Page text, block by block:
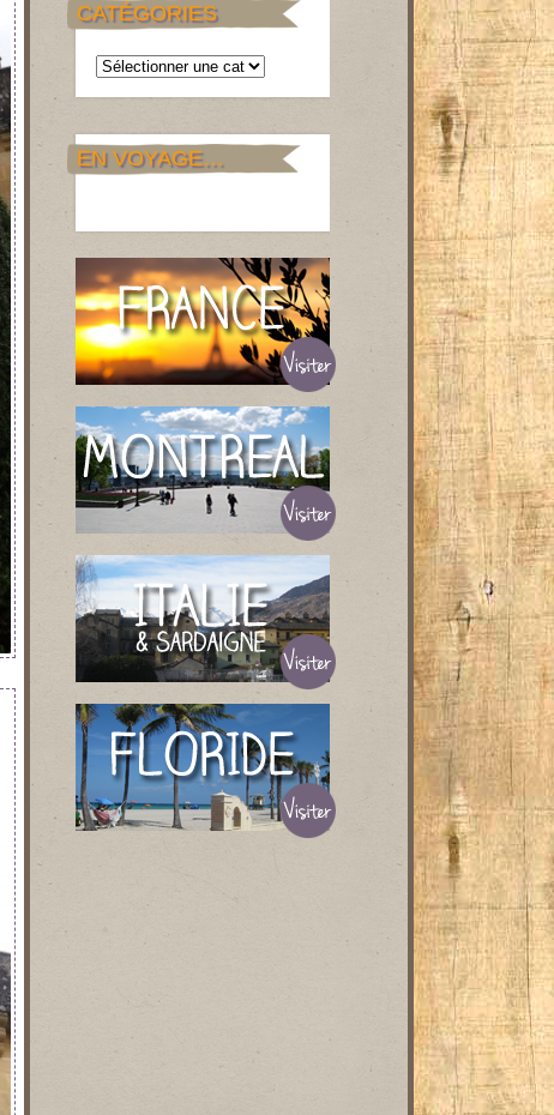
CATÉGORIES
Catégories
EN VOYAGE…